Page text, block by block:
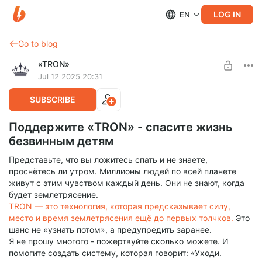
EN LOG IN
Go to blog
«TRON»
Jul 12 2025 20:31
SUBSCRIBE
Поддержите «TRON» - спасите жизнь
безвинным детям
Представьте, что вы ложитесь спать и не знаете,
проснётесь ли утром. Миллионы людей по всей планете
живут с этим чувством каждый день. Они не знают, когда
будет землетрясение.
TRON — это технология, которая предсказывает силу,
место и время землетрясения ещё до первых толчков. Это
шанс не «узнать потом», а предупредить заранее.
Я не прошу многого - пожертвуйте сколько можете. И
помогите создать систему, которая говорит: «Уходи.